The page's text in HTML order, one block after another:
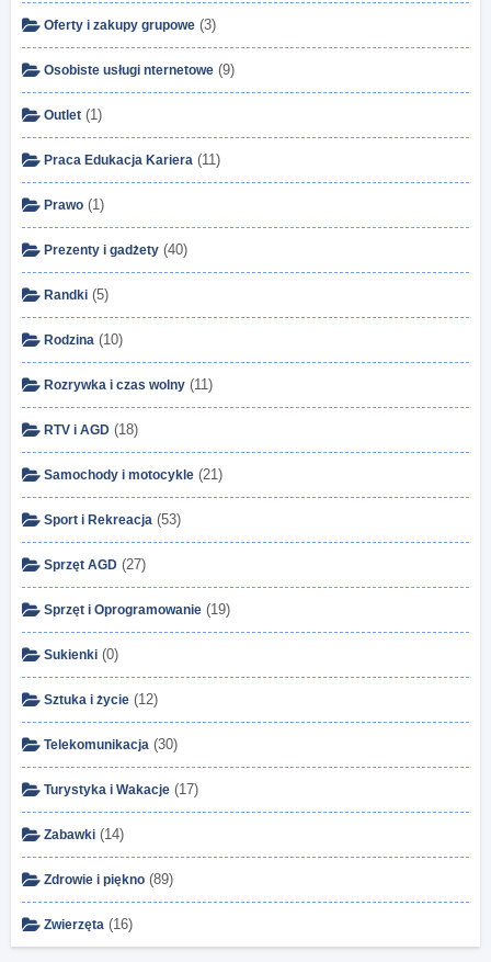
Oferty i zakupy grupowe (3)
Osobiste usługi nternetowe (9)
Outlet (1)
Praca Edukacja Kariera (11)
Prawo (1)
Prezenty i gadżety (40)
Randki (5)
Rodzina (10)
Rozrywka i czas wolny (11)
RTV i AGD (18)
Samochody i motocykle (21)
Sport i Rekreacja (53)
Sprzęt AGD (27)
Sprzęt i Oprogramowanie (19)
Sukienki (0)
Sztuka i życie (12)
Telekomunikacja (30)
Turystyka i Wakacje (17)
Zabawki (14)
Zdrowie i piękno (89)
Zwierzęta (16)